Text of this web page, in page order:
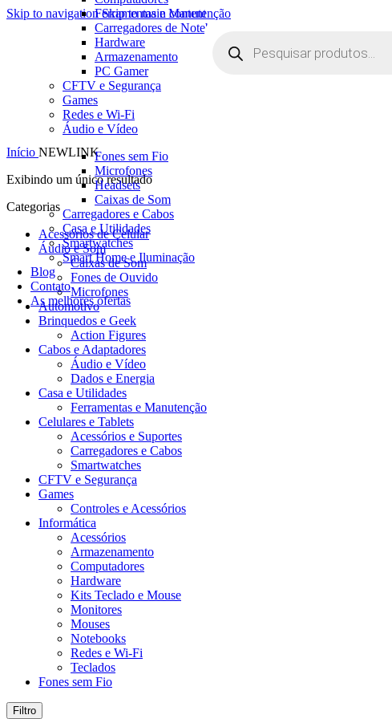
Skip to navigationSkip to main content
produtos
Ferramentas e Manutenção
Carregadores de Notebooks
Hardware
Armazenamento
PC Gamer
CFTV e Segurança
Games
Redes e Wi-Fi
Áudio e Vídeo
Fones sem Fio
Microfones
Headsets
Caixas de Som
Carregadores e Cabos
Casa e Utilidades
Smartwatches
Smart Home e Iluminação
Blog
Contato
As melhores ofertas
Início NEWLINK
Exibindo um único resultado
Categorias
Acessórios de Celular
Áudio e Som
Caixas de Som
Fones de Ouvido
Microfones
Automotivo
Brinquedos e Geek
Action Figures
Cabos e Adaptadores
Áudio e Vídeo
Dados e Energia
Casa e Utilidades
Ferramentas e Manutenção
Celulares e Tablets
Acessórios e Suportes
Carregadores e Cabos
Smartwatches
CFTV e Segurança
Games
Controles e Acessórios
Informática
Acessórios
Armazenamento
Computadores
Hardware
Kits Teclado e Mouse
Monitores
Mouses
Notebooks
Redes e Wi-Fi
Teclados
Fones sem Fio
Filtro